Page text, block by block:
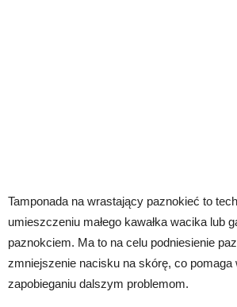
Tamponada na wrastający paznokieć to
umieszczeniu małego kawałka wacika lub
paznokciem. Ma to na celu podniesienie
zmniejszenie nacisku na skórę, co pomaga
zapobieganiu dalszym problemom.